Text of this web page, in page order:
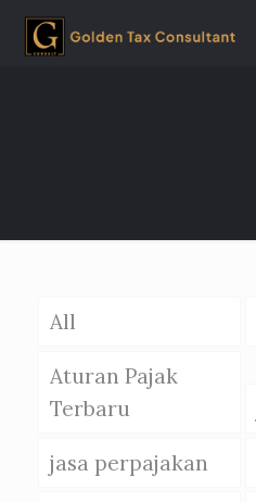
All
Aturan Pajak
Terbaru
jasa perpajakan